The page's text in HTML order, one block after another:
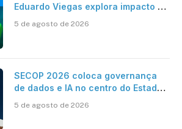
Eduardo Viegas explora impacto de
Contabilidade
5 de agosto de 2026
SECOP 2026 coloca governança
de dados e IA no centro do Estado
5 de agosto de 2026